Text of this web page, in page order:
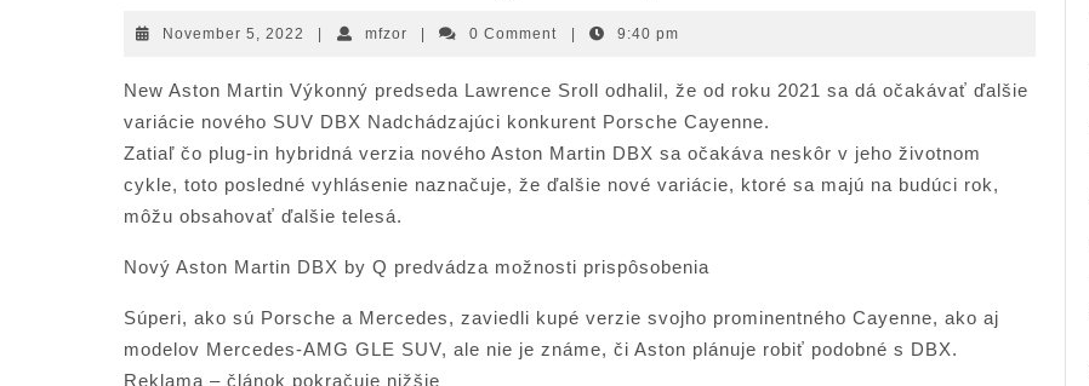
November 5, 2022 Novembermfzormfzor 0 Comment 9:40 pm
New Aston Martin Výkonný predseda Lawrence Sroll odhalil, že od roku 2021 sa dá očakávať ďalšie
variácie nového SUV DBX Nadchádzajúci konkurent Porsche Cayenne.
Zatiaľ čo plug-in hybridná verzia nového Aston Martin DBX sa očakáva neskôr v jeho životnom
cykle, toto posledné vyhlásenie naznačuje, že ďalšie nové variácie, ktoré sa majú na budúci rok,
môžu obsahovať ďalšie telesá.
Nový Aston Martin DBX by Q predvádza možnosti prispôsobenia
Súperi, ako sú Porsche a Mercedes, zaviedli kupé verzie svojho prominentného Cayenne, ako aj
modelov Mercedes-AMG GLE SUV, ale nie je známe, či Aston plánuje robiť podobné s DBX.
Reklama – článok pokračuje nižšie